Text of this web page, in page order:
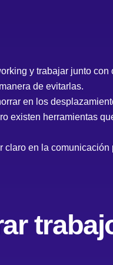
y trabajar junto con
de evitarlas.
en los
existen herramientas
claro en la